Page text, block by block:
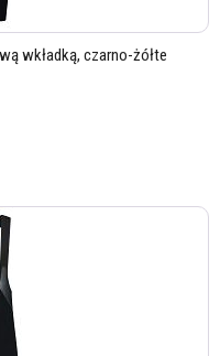
wkładką, czarno-żółte